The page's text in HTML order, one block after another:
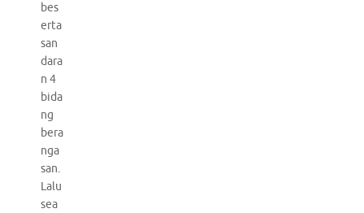
bes
erta
san
dara
n 4
bida
ng
bera
nga
san.
Lalu
sea